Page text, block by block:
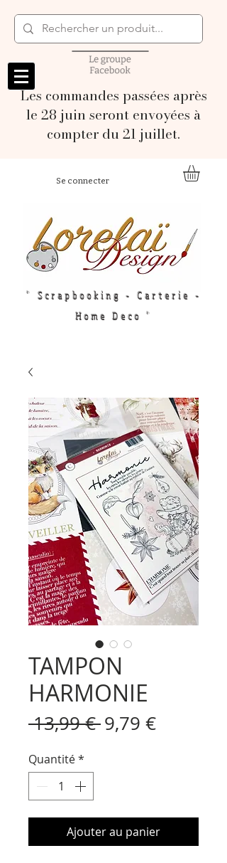
Les commandes passées après
le 28 juin seront envoyées à
compter du 21 juillet.
Se connecter
" Scrapbooking - Carterie -
Home Deco "
TAMPON
HARMONIE
13,99 € Prix
9,79 €Prix
Quantité*
Ajouter au panier